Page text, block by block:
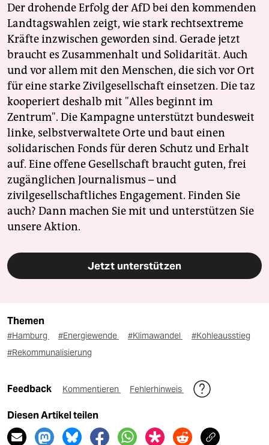
Der drohende Erfolg der AfD bei den kommenden
Landtagswahlen zeigt, wie stark rechtsextreme
Kräfte inzwischen geworden sind. Gerade jetzt
braucht es Zusammenhalt und Solidarität. Auch
und vor allem mit den Menschen, die sich vor Ort
für eine starke Zivilgesellschaft einsetzen. Die taz
kooperiert deshalb mit "Alles beginnt im
Zentrum". Die Kampagne unterstützt bundesweit
linke, selbstverwaltete Orte und baut einen
solidarischen Fonds für deren Schutz und Erhalt
auf. Eine offene Gesellschaft braucht guten, frei
zugänglichen Journalismus – und
zivilgesellschaftliches Engagement. Finden Sie
auch? Dann machen Sie mit und unterstützen Sie
unsere Aktion.
Jetzt unterstützen
Themen
#Hamburg #Energiewende #Klimawandel
#Kohleausstieg
#Rekommunalisierung
Feedback Kommentieren Fehlerhinweis
Diesen Artikel teilen